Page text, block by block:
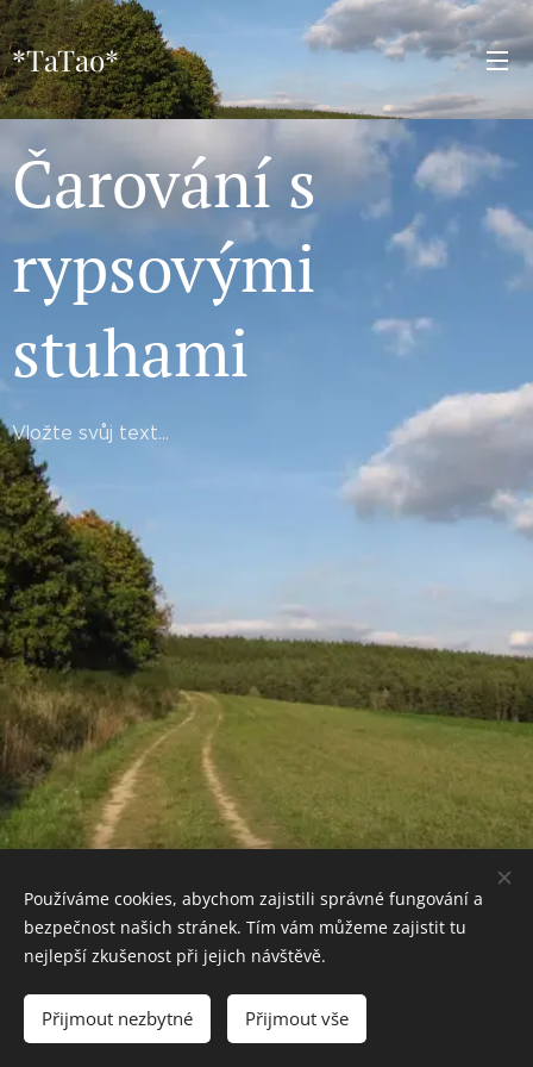
*TaTao*
Čarování s
rypsovými
stuhami
Vložte svůj text...
© 2016 Taťana Sajdok
Vytvořeno službou Webnode
Používáme cookies, abychom zajistili správné fungování a
bezpečnost našich stránek. Tím vám můžeme zajistit tu
nejlepší zkušenost při jejich návštěvě.
Přijmout nezbytné Přijmout vše